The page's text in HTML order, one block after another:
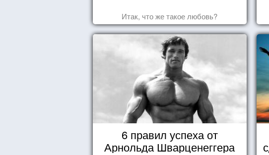
Итак, что же такое любовь?
6 правил успеха от
Арнольда Шварценеггера